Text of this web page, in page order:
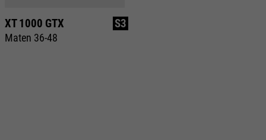
XT 1000 GTX
Maten 36-48
S3